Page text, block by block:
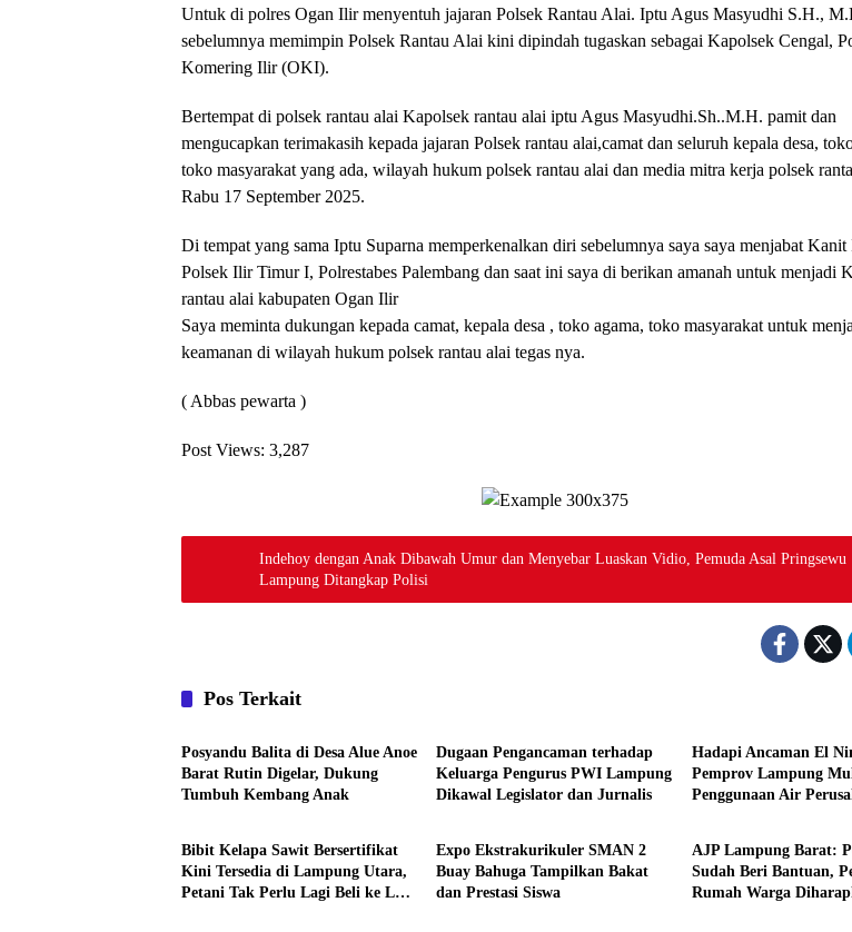
Untuk di polres Ogan Ilir menyentuh jajaran Polsek Rantau Alai. Iptu Agus Masyudhi S.H.,
sebelumnya memimpin Polsek Rantau Alai kini dipindah tugaskan sebagai Kapolsek Cengal,
Komering Ilir (OKI).
Bertempat di polsek rantau alai Kapolsek rantau alai iptu Agus Masyudhi.Sh..M.H. pamit dan
mengucapkan terimakasih kepada jajaran Polsek rantau alai,camat dan seluruh kepala desa,
toko masyarakat yang ada, wilayah hukum polsek rantau alai dan media mitra kerja polsek
Rabu 17 September 2025.
Di tempat yang sama Iptu Suparna memperkenalkan diri sebelumnya saya saya menjabat
Polsek Ilir Timur I, Polrestabes Palembang dan saat ini saya di berikan amanah untuk menjadi
rantau alai kabupaten Ogan Ilir
Saya meminta dukungan kepada camat, kepala desa , toko agama, toko masyarakat untuk
keamanan di wilayah hukum polsek rantau alai tegas nya.
( Abbas pewarta )
Post Views: 3,287
Indehoy dengan Anak Dibawah Umur dan Menyebar Luaskan Vidio, Pemuda Asal Pringsewu
Lampung Ditangkap Polisi
Pos Terkait
Daerah
Posyandu Balita di Desa Alue Anoe
Barat Rutin Digelar, Dukung
Tumbuh Kembang Anak
Dugaan Pengancaman terhadap
Keluarga Pengurus PWI Lampung
Dikawal Legislator dan Jurnalis
Hadapi Ancaman El
Pemprov Lampung
Penggunaan Air
Bibit Kelapa Sawit Bersertifikat
Kini Tersedia di Lampung Utara,
Petani Tak Perlu Lagi Beli ke Luar
Expo Ekstrakurikuler SMAN 2
Buay Bahuga Tampilkan Bakat
dan Prestasi Siswa
Daerah
AJP Lampung Barat:
Sudah Beri Bantuan,
Rumah Warga